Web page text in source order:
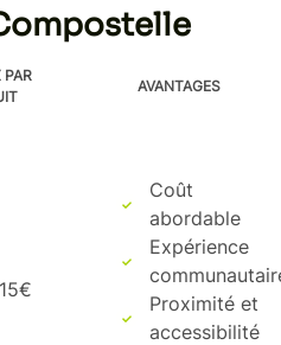
PAR
AVANTAGES
Coût
abordable
Expérience
Proximité et
accessibilité